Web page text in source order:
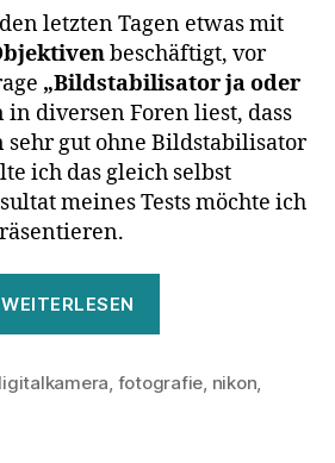
Bildstabilisator
kaufen
oder
ohne?
Meine
Antwort:
Mit!
letzten Tagen etwas mit
beschäftigt, vor
„Bildstabilisator ja oder
in diversen Foren liest, dass
sehr gut ohne Bildstabilisator
ich das gleich selbst
meines Tests möchte ich
WEITERLESEN
kaufen
, fotografie, nikon,